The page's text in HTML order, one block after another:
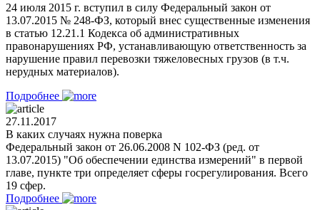
24 июля 2015 г. вступил в силу Федеральный закон от
13.07.2015 № 248-ФЗ, который внес существенные изменения
в статью 12.21.1 Кодекса об административных
правонарушениях РФ, устанавливающую ответственность за
нарушение правил перевозки тяжеловесных грузов (в т.ч.
нерудных материалов).
Подробнее
27.11.2017
В каких случаях нужна поверка
Федеральный закон от 26.06.2008 N 102-ФЗ (ред. от
13.07.2015) "Об обеспечении единства измерений" в первой
главе, пункте три определяет сферы госрегулирования. Всего
19 сфер.
Подробнее